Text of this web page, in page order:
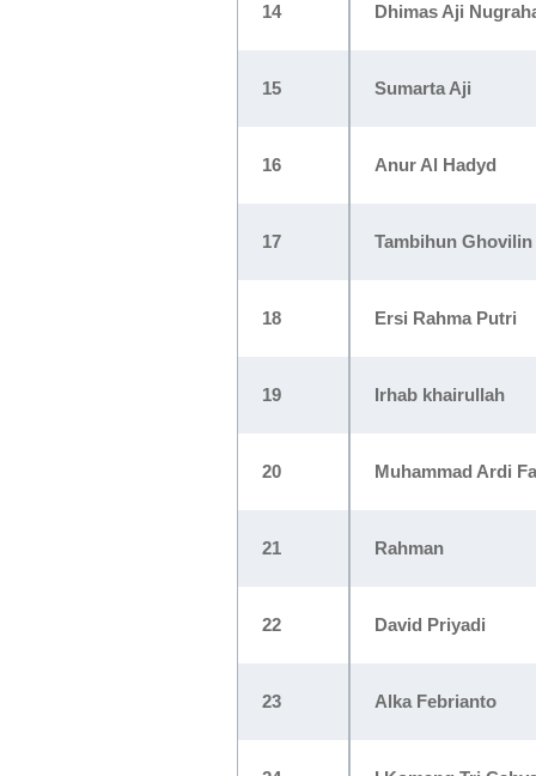
14 Dhimas Aji
15 Sumarta Aji
16 Anur Al Hadyd
17 Tambihun Ghovilin
18 Ersi Rahma Putri
19 Irhab khairullah
20 Muhammad Ardi
21 Rahman
22 David Priyadi
23 Alka Febrianto